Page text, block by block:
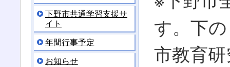
下野市共通学習支援サ
イト
年間行事予定
お知らせ
す。下
市教育